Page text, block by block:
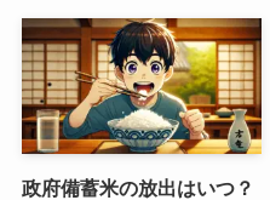
政府備蓄米の放出はいつ？